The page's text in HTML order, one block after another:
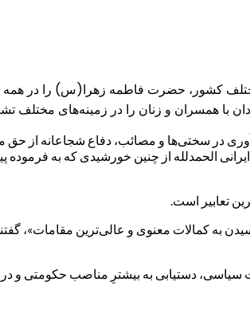
هزاران نفر از زنان و دختران مناطق مختلف کشور، حضرت
با همسران و زنان را در زمینه‌های مختلف
در سختی‌ها و مصائب، دفاع شجاعانه از حق
الحمدلله از چنین خورشیدی که به فرموده
تعابیر است.
به کمالات معنوی و عالی‌ترین مقامات»،
سیاسی، دستیابی به بیشترِ مناصب حکومتی و